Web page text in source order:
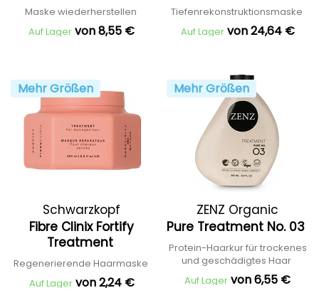
Maske wiederherstellen
Auf Lager von 8,55 €
Tiefenrekonstruktionsmaske
Auf Lager von 24,64 €
Mehr Größen
Schwarzkopf
Professional
Fibre Clinix Fortify
Treatment
Regenerierende Haarmaske
Auf Lager von 2,24 €
Mehr Größen
ZENZ Organic
Pure Treatment No. 03
Protein-Haarkur für trockenes
und geschädigtes Haar
Auf Lager von 6,55 €